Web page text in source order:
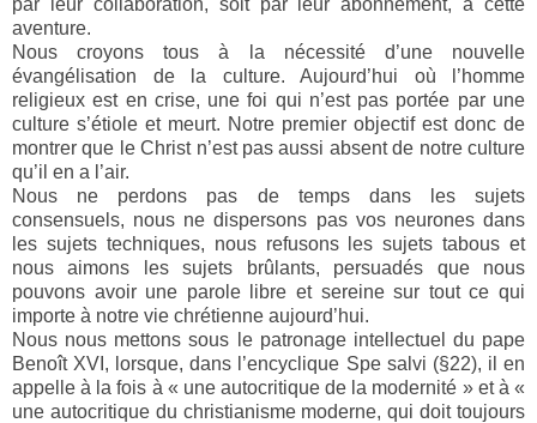
aventure.
Nous croyons tous à la nécessité d’une nouvelle
évangélisation de la culture. Aujourd’hui où l’homme
religieux est en crise, une foi qui n’est pas portée par une
culture s’étiole et meurt. Notre premier objectif est donc de
montrer que le Christ n’est pas aussi absent de notre culture
qu’il en a l’air.
Nous ne perdons pas de temps dans les sujets
consensuels, nous ne dispersons pas vos neurones dans
les sujets techniques, nous refusons les sujets tabous et
nous aimons les sujets brûlants, persuadés que nous
pouvons avoir une parole libre et sereine sur tout ce qui
importe à notre vie chrétienne aujourd’hui.
Nous nous mettons sous le patronage intellectuel du pape
Benoît XVI, lorsque, dans l’encyclique Spe salvi (§22), il en
appelle à la fois à « une autocritique de la modernité » et à «
une autocritique du christianisme moderne, qui doit toujours